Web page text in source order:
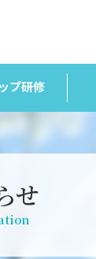
プ研修
せ